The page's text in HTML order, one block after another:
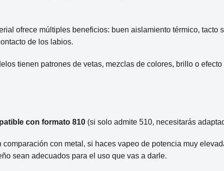
ofrece múltiples beneficios: buen aislamiento térmico, tacto
de los labios.
tienen patrones de vetas, mezclas de colores, brillo o
con formato 810(si solo admite 510, necesitarás
con metal, si haces vapeo de potencia muy
sean adecuados para el uso que vas a darle.